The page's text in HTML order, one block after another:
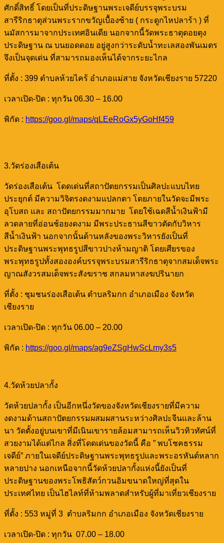
ศักดิ์สิทธิ์ โดยเป็นที่ประดิษฐานพระเจดีย์บรรจุพระบรม
สารีริกธาตุส่วนพระรากขวัญเบื้องซ้าย ( กระดูกไหปลาร้า ) ที่
นมัสการมาจากประเทศอินเดีย นอกจากนี้วัดพระธาตุดอยตุง
ประดิษฐาน ณ บนยอดดอย อยู่สูงกว่าระดับน้ำทะเลสองพันเมตร
จึงเป็นจุดเด่น ที่สามารถมองเห็นได้จากระยะไกล
ที่ตั้ง : 399 ตำบลห้วยไคร้ อำเภอแม่สาย จังหวัดเชียงราย 57220
เวลาเปิด-ปิด : ทุกวัน 06.30 – 16.00
พิกัด : https://goo.gl/maps/qLEeRoGx5yGoHf459
3.วัดร่องเสือเต้น
วัดร่องเสือเต้น โดดเด่นที่สถาปัตยกรรมเป็นศิลปะแบบไทย
ประยุกต์ มีความวิจิตรงดงามแปลกตา โดยภายในวัดจะมีพระ
อุโบสถ และ สถาปัตยกรรมมากมาย โดยใช้เฉดสีน้ำเงินฟ้ามี
ลวดลายที่อ่อนช้อยงดงาม มีพระประธานสีขาวตัดกับวิหาร
สีน้ำเงินฟ้า นอกจากนั้นด้านหลังของพระวิหารยังเป็นที่
ประดิษฐานพระพุทธรูปสีขาวปางห้ามญาติ โดยเศียรของ
พระพุทธรูปทั้งสององค์บรรจุพระบรมสารีริกธาตุจากสมเด็จพระ
ญาณสังวรสมเด็จพระสังฆราช สกลมหาสงฆปรินายก
ที่ตั้ง : ชุมชนร่องเสือเต้น ตำบลริมกก อำเภอเมือง จังหวัด
เชียงราย
เวลาเปิด-ปิด : ทุกวัน 06.00 – 20.00
พิกัด : https://goo.gl/maps/ag9eZSgHwScLmy3s5
4.วัดห้วยปลากั้ง
วัดห้วยปลากั้ง เป็นอีกหนึ่งวัดของจังหวัดเชียงรายที่มีความ
งดงามด้านสถาปัตยกรรมผสมผสานระหว่างศิลปะจีนและล้าน
นา วัดตั้งอยู่บนเขาที่มีเนินเขารายล้อมสามารถเห็นวิวทิวทัศน์ที่
สวยงามได้แต่ไกล สิ่งที่โดดเด่นของวัดนี้ คือ ” พบโชคธรรม
เจดีย์” ภายในเจดีย์ประดิษฐานพระพุทธรูปและพระอรหันต์หลาก
หลายปาง นอกเหนือจากนี้วัดห้วยปลากั้งแห่งนี้ยังเป็นที่
ประดิษฐานของพระโพธิสัตว์กวนอิมขนาดใหญ่ที่สุดใน
ประเทศไทย เป็นไฮไลท์ที่ห้ามพลาดสำหรับผู้ที่มาเที่ยวเชียงราย
ที่ตั้ง : 553 หมู่ที่ 3 ตำบลริมกก อำเภอเมือง จังหวัดเชียงราย
เวลาเปิด-ปิด : ทุกวัน 07.00 – 18.00